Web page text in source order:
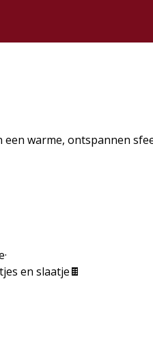
een warme, ontspannen
en slaatje🍫